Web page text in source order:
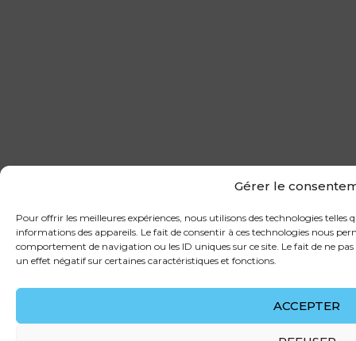
Gérer le
Pour offrir les meilleures expériences, nous utilisons des technologies telles
informations des appareils. Le fait de consentir à ces technologies nous
comportement de navigation ou les ID uniques sur ce site. Le fait de ne
un effet négatif sur certaines caractéristiques et fonctions.
ACCEPTER